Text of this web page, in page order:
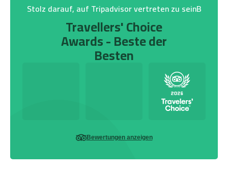
Stolz darauf, auf Tripadvisor vertreten zu seinB
Travellers' Choice
Awards - Beste der
Besten
Bewertungen anzeigen